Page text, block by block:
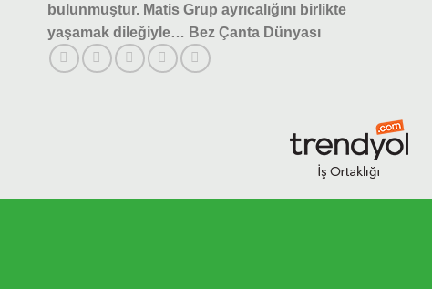
bulunmuştur. Matis Grup ayrıcalığını birlikte
yaşamak dileğiyle… Bez Çanta Dünyası